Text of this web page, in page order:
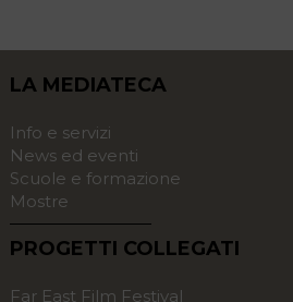
LA MEDIATECA
Info e servizi
News ed eventi
Scuole e formazione
Mostre
PROGETTI COLLEGATI
Far East Film Festival